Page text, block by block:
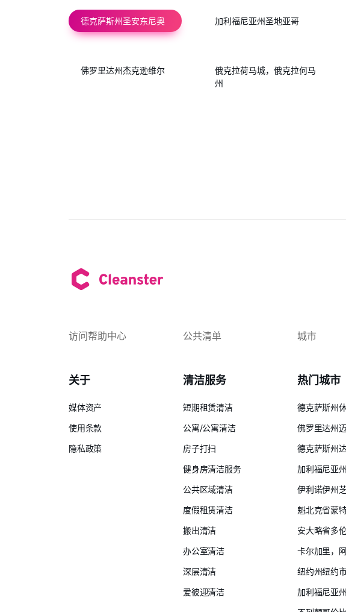
德克萨斯州圣安东尼奥 加利福尼亚州圣地亚哥
佛罗里达州杰克逊维尔
俄克拉荷马城，俄克拉何马
州
访问帮助中心 公共清单 城市
关于
媒体资产
使用条款
隐私政策
清洁服务
短期租赁清洁
公寓/公寓清洁
房子打扫
健身房清洁服务
公共区域清洁
度假租赁清洁
搬出清洁
办公室清洁
深层清洁
爱彼迎清洁
热门城市
德克萨斯州
佛罗里达州
德克萨斯州
加利福尼亚
伊利诺伊州
魁北克省蒙
安大略省多
卡尔加里，
纽约州纽约
加利福尼亚